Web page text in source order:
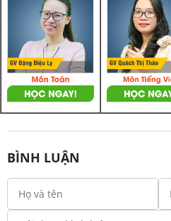
BÌNH LUẬN